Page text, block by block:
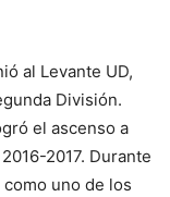
al Levante UD,
División.
el ascenso a
2017. Durante
uno de los